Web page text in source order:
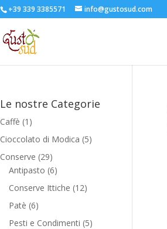
+39 339 3385571 info@gustosud.com
Le nostre Categorie
Caffè (1)
Cioccolato di Modica (5)
Conserve (29)
Antipasto (6)
Conserve Ittiche (12)
Patè (6)
Pesti e Condimenti (5)